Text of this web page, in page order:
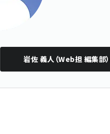
岩佐 義人（Web担 編集部）